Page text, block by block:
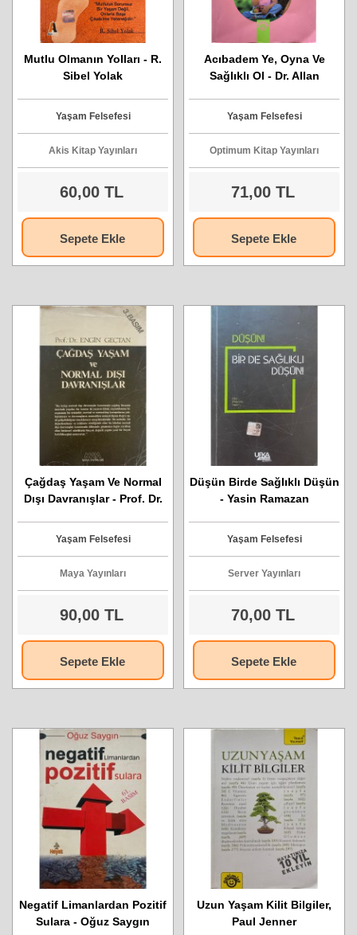
Mutlu Olmanın Yolları - R.
Sibel Yolak
Yaşam Felsefesi
Akis Kitap Yayınları
60,00 TL
Sepete Ekle
Acıbadem Ye, Oyna Ve
Sağlıklı Ol - Dr. Allan
Yaşam Felsefesi
Optimum Kitap Yayınları
71,00 TL
Sepete Ekle
Çağdaş Yaşam Ve Normal
Dışı Davranışlar - Prof. Dr.
Yaşam Felsefesi
Maya Yayınları
90,00 TL
Sepete Ekle
Düşün Birde Sağlıklı Düşün
- Yasin Ramazan
Yaşam Felsefesi
Server Yayınları
70,00 TL
Sepete Ekle
Negatif Limanlardan Pozitif
Sulara - Oğuz Saygın
Uzun Yaşam Kilit Bilgiler,
Paul Jenner